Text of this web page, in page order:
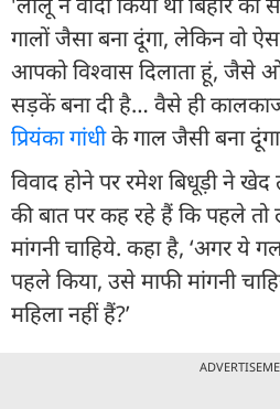
गालों जैसा बना दूंगा, लेकिन वो
आपको विश्वास दिलाता हूं, जैसे
सड़कें बना दी है… वैसे ही
प्रियंका गांधीके गाल जैसी बना
विवाद होने पर रमेश बिधूड़ी ने
की बात पर कह रहे हैं कि पहले तो
मांगनी चाहिये. कहा है, ‘अगर ये
पहले किया, उसे माफी मांगनी
महिला नहीं हैं?’